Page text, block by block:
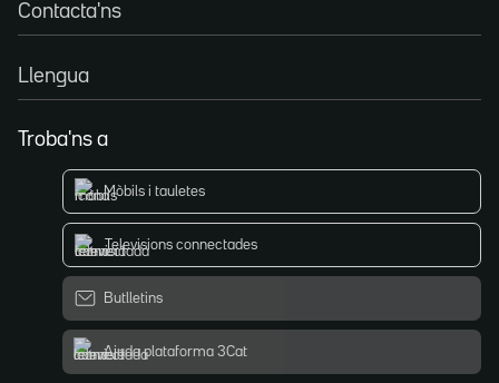
Contacta'ns
Llengua
Troba'ns a
Mòbils i tauletes
Televisions connectades
Butlletins
Ajuda plataforma 3Cat